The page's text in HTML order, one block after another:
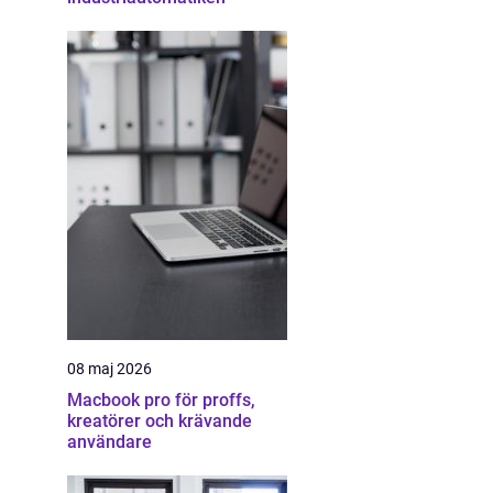
08 maj 2026
Macbook pro för proffs,
kreatörer och krävande
användare